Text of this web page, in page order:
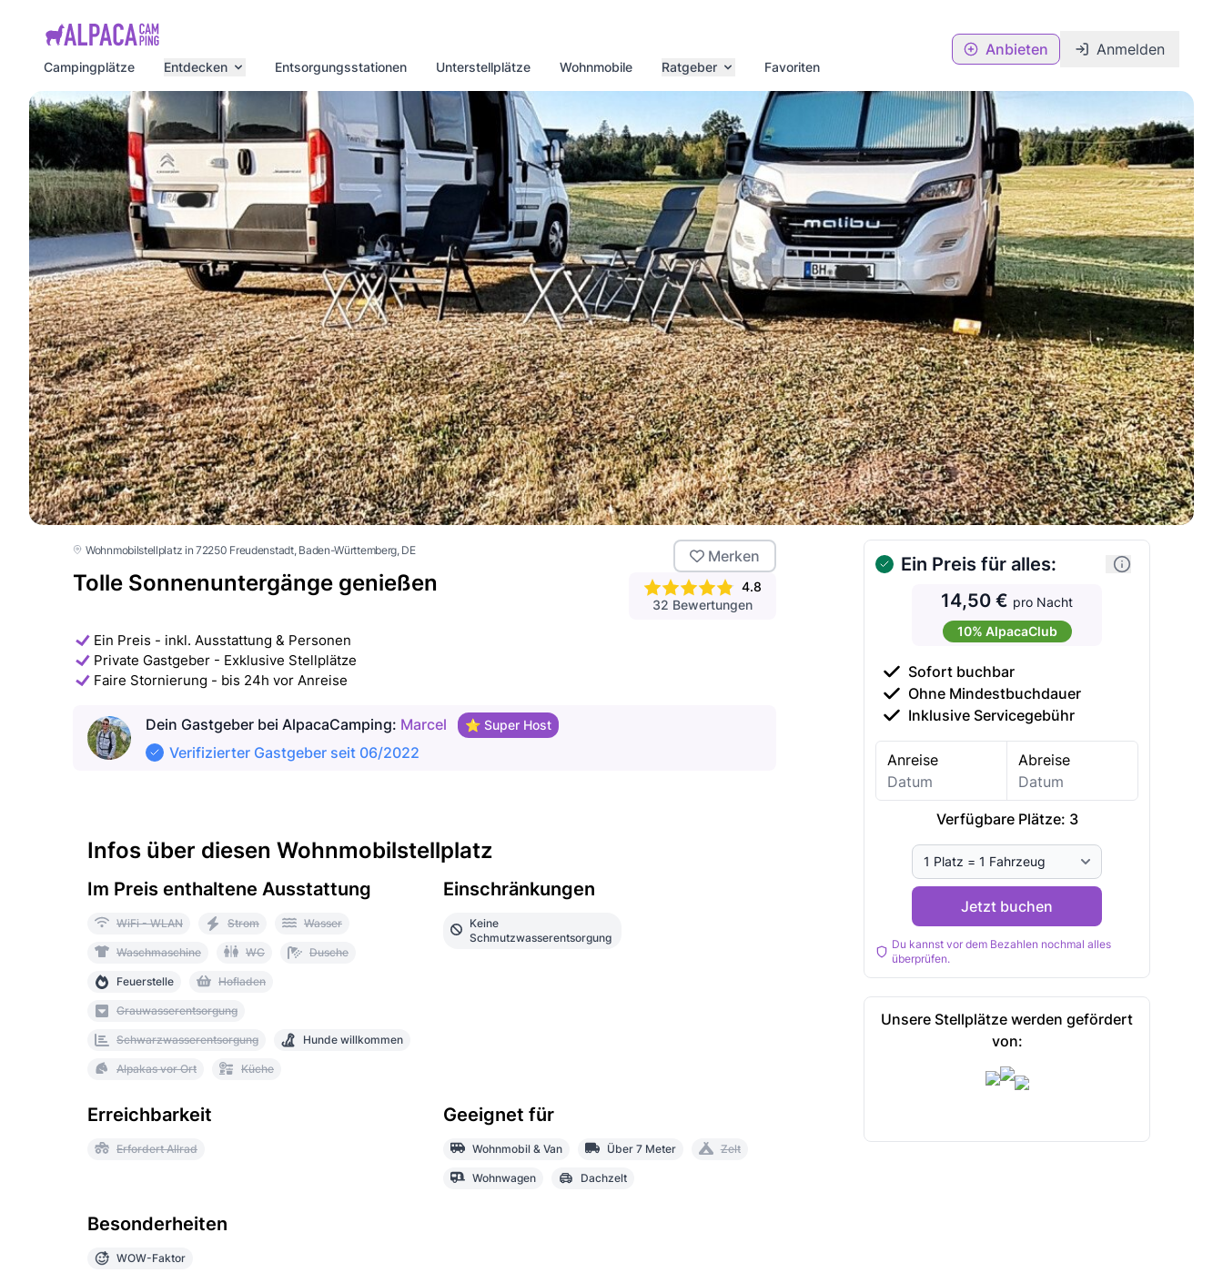
Campingplätze
Entdecken Entsorgungsstationen Unterstellplätze Wohnmobile Ratgeber Favoriten
Anbieten Anmelden
Wohnmobilstellplatz in 72250 Freudenstadt, Baden-Württemberg , DE
Tolle Sonnenuntergänge genießen
4.8
32 Bewertungen
Merken
Ein Preis - inkl. Ausstattung & Personen
Private Gastgeber - Exklusive Stellplätze
Faire Stornierung - bis 24h vor Anreise
Dein Gastgeber bei AlpacaCamping: Marcel ⭐ Super Host
Verifizierter Gastgeber seit 06/2022
Ein Preis für alles:
14,50 € pro Nacht
10% AlpacaClub
Sofort buchbar
Ohne Mindestbuchdauer
Inklusive Servicegebühr
Anreise Abreise
Verfügbare Plätze: 3
Jetzt buchen
Du kannst vor dem Bezahlen nochmal alles
überprüfen.
Unsere Stellplätze werden gefördert
von:
Infos über diesen Wohnmobilstellplatz
Im Preis enthaltene Ausstattung
WiFi - WLAN Strom Wasser
Waschmaschine WC Dusche
Feuerstelle Hofladen
Grauwasserentsorgung
Schwarzwasserentsorgung Hunde willkommen
Alpakas vor Ort Küche
Einschränkungen
Keine
Schmutzwasserentsorgung
Erreichbarkeit
Erfordert Allrad
Geeignet für
Wohnmobil & Van Über 7 Meter Zelt
Wohnwagen Dachzelt
Besonderheiten
WOW-Faktor